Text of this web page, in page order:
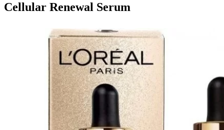
Cellular Renewal Serum